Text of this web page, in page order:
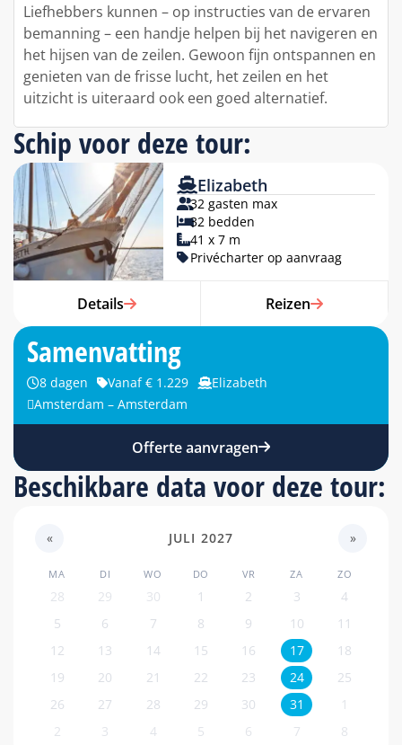
Liefhebbers kunnen – op instructies van de ervaren
bemanning – een handje helpen bij het navigeren en
het hijsen van de zeilen. Gewoon fijn ontspannen en
genieten van de frisse lucht, het zeilen en het
uitzicht is uiteraard ook een goed alternatief.
Schip voor deze tour:
Elizabeth
32 gasten max
32 bedden
41 x 7 m
Privécharter op aanvraag
Details Reizen
Samenvatting
8 dagen Vanaf € 1.229
Elizabeth
Amsterdam – Amsterdam
Offerte aanvragen
Beschikbare data voor deze tour:
« JULI 2027 »
MA DI WO DO VR ZA ZO
28 29 30 1 2 3
4
5
6 7 8 9 10
11
12
13 14 15 16 17
18
19
20 21 22 23 24
25
26
27 28 29 30 31
1
2
3 4 5 6 7 8